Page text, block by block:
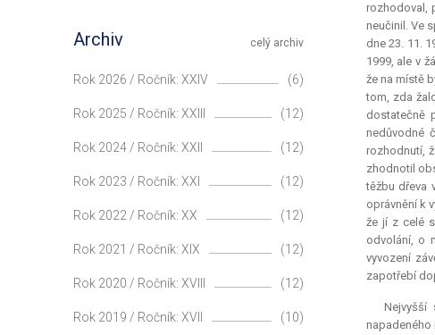
rozhodoval,
neučinil. Ve
dne 23. 11.
1999, ale v
že na místě
tom, zda
dostatečně
nedůvodné
rozhodnutí,
zhodnotil
těžbu dřeva
oprávnění k
že jí z celé
odvolání, o
vyvození
zapotřebí
Nejvyšší
napadeného
celý archiv
Archiv
Rok 2026 / Ročník: XXIV (6)
Rok 2025 / Ročník: XXIII (12)
Rok 2024 / Ročník: XXII (12)
Rok 2023 / Ročník: XXI (12)
Rok 2022 / Ročník: XX (12)
Rok 2021 / Ročník: XIX (12)
Rok 2020 / Ročník: XVIII (12)
Rok 2019 / Ročník: XVII (10)